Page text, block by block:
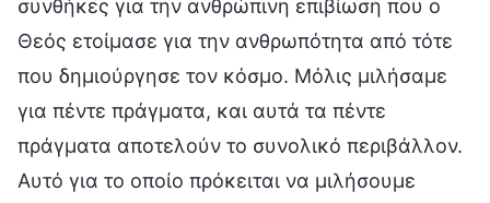
συνθήκες για την ανθρώπινη επιβίωση που ο
Θεός ετοίμασε για την ανθρωπότητα από τότε
που δημιούργησε τον κόσμο. Μόλις μιλήσαμε
για πέντε πράγματα, και αυτά τα πέντε
πράγματα αποτελούν το συνολικό περιβάλλον.
Αυτό για το οποίο πρόκειται να μιλήσουμε